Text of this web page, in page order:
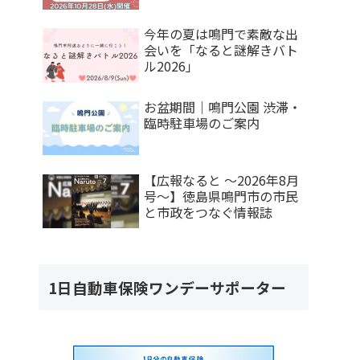
今年の夏は鳴門で素敵な出
会いを「なると謎解きバト
ル2026」
お盆期間｜鳴門公園 渋滞・
臨時駐車場のご案内
【広報なると ～2026年8月
号～】徳島県鳴門市の市民
と市政をつなぐ情報誌
1日自動車保険ワンデーサポーター